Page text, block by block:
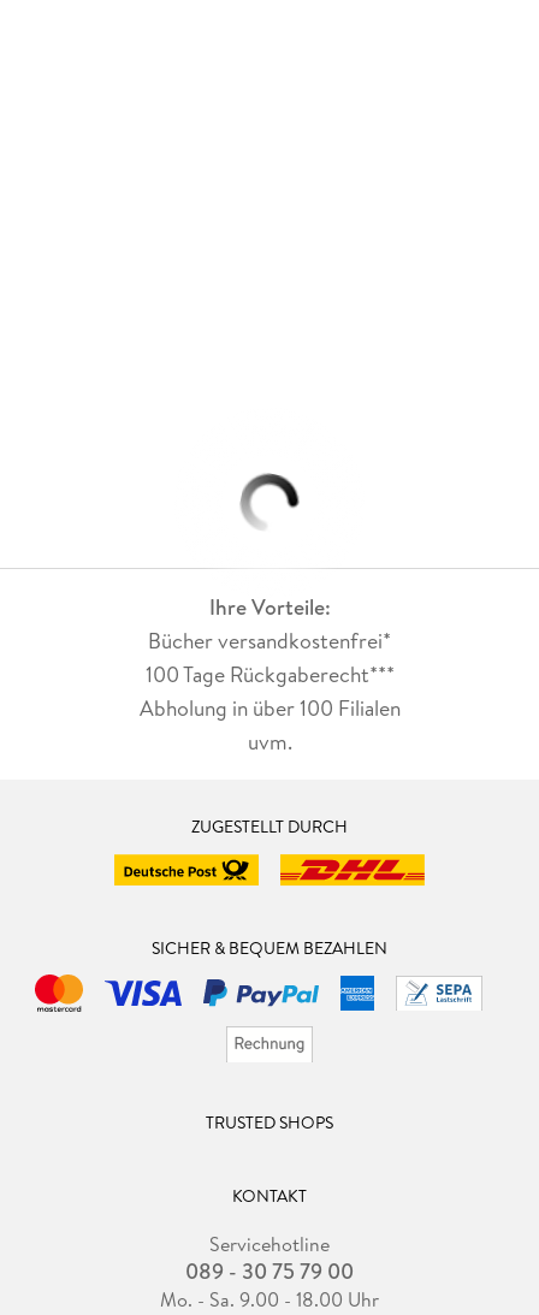
Ihre Vorteile:
Bücher versandkostenfrei*
100 Tage Rückgaberecht***
Abholung in über 100 Filialen
uvm.
ZUGESTELLT DURCH
SICHER & BEQUEM BEZAHLEN
TRUSTED SHOPS
KONTAKT
Servicehotline
089 - 30 75 79 00
Mo. - Sa. 9.00 - 18.00 Uhr